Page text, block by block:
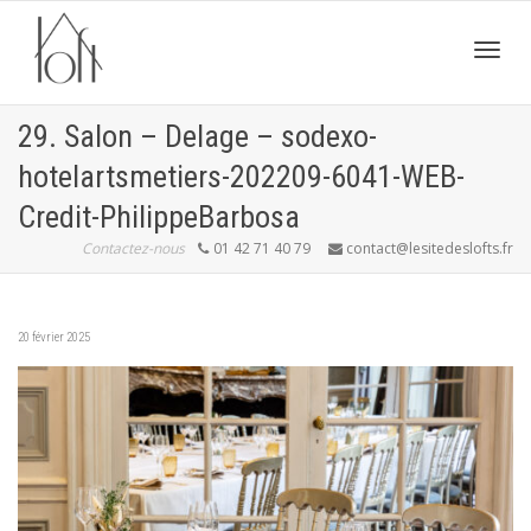
29. Salon – Delage – sodexo-
hotelartsmetiers-202209-6041-WEB-
Credit-PhilippeBarbosa
Contactez-nous 01 42 71 40 79 contact@lesitedeslofts.fr
20 février 2025